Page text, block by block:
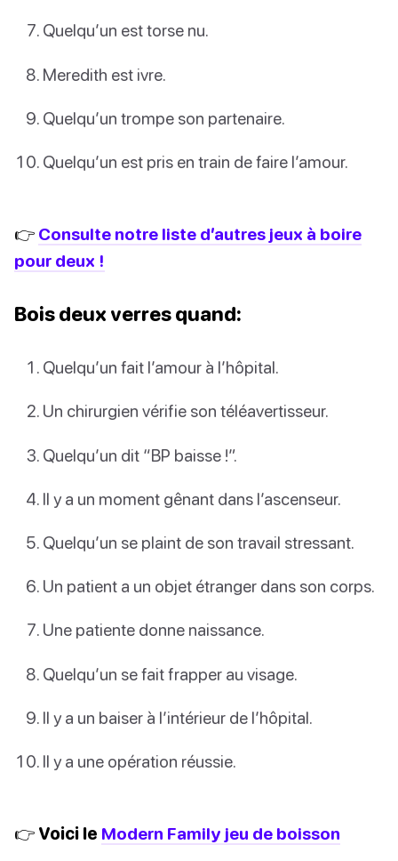
Quelqu’un est torse nu.
Meredith est ivre.
Quelqu’un trompe son partenaire.
Quelqu’un est pris en train de faire l’amour.
👉 Consulte notre liste d’autres jeux à boire
pour deux !
Bois deux verres quand:
Quelqu’un fait l’amour à l’hôpital.
Un chirurgien vérifie son téléavertisseur.
Quelqu’un dit “BP baisse !”.
Il y a un moment gênant dans l’ascenseur.
Quelqu’un se plaint de son travail stressant.
Un patient a un objet étranger dans son corps.
Une patiente donne naissance.
Quelqu’un se fait frapper au visage.
Il y a un baiser à l’intérieur de l’hôpital.
Il y a une opération réussie.
👉 Voici le Modern Family jeu de boisson